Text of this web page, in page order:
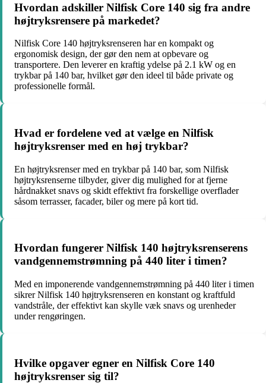
Hvordan adskiller Nilfisk Core 140 sig fra andre
højtryksrensere på markedet?
Nilfisk Core 140 højtryksrenseren har en kompakt og
ergonomisk design, der gør den nem at opbevare og
transportere. Den leverer en kraftig ydelse på 2.1 kW og en
trykbar på 140 bar, hvilket gør den ideel til både private og
professionelle formål.
Hvad er fordelene ved at vælge en Nilfisk
højtryksrenser med en høj trykbar?
En højtryksrenser med en trykbar på 140 bar, som Nilfisk
højtryksrenserne tilbyder, giver dig mulighed for at fjerne
hårdnakket snavs og skidt effektivt fra forskellige overflader
såsom terrasser, facader, biler og mere på kort tid.
Hvordan fungerer Nilfisk 140 højtryksrenserens
vandgennemstrømning på 440 liter i timen?
Med en imponerende vandgennemstrømning på 440 liter i timen
sikrer Nilfisk 140 højtryksrenseren en konstant og kraftfuld
vandstråle, der effektivt kan skylle væk snavs og urenheder
under rengøringen.
Hvilke opgaver egner en Nilfisk Core 140
højtryksrenser sig til?